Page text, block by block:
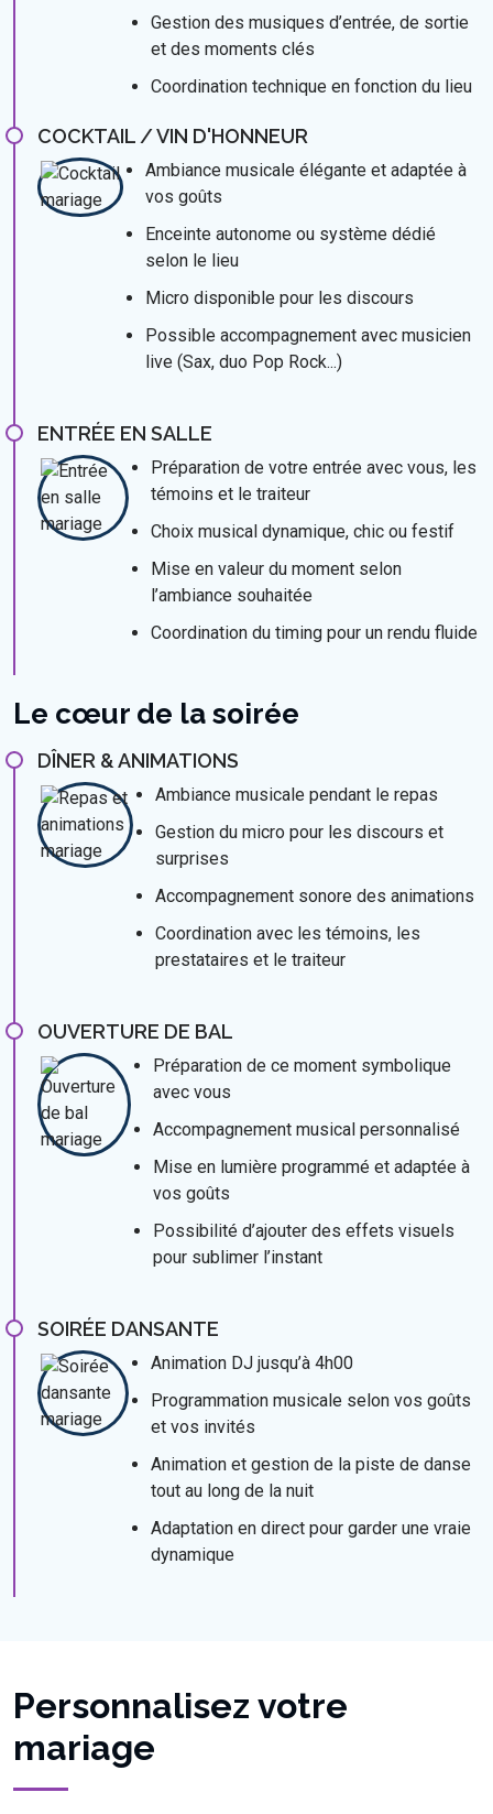
Gestion des musiques d’entrée, de sortie
et des moments clés
Coordination technique en fonction du lieu
COCKTAIL / VIN D'HONNEUR
Ambiance musicale élégante et adaptée à
vos goûts
Enceinte autonome ou système dédié
selon le lieu
Micro disponible pour les discours
Possible accompagnement avec musicien
live (Sax, duo Pop Rock...)
ENTRÉE EN SALLE
Préparation de votre entrée avec vous, les
témoins et le traiteur
Choix musical dynamique, chic ou festif
Mise en valeur du moment selon
l’ambiance souhaitée
Coordination du timing pour un rendu fluide
Le cœur de la soirée
DÎNER & ANIMATIONS
Ambiance musicale pendant le repas
Gestion du micro pour les discours et
surprises
Accompagnement sonore des animations
Coordination avec les témoins, les
prestataires et le traiteur
OUVERTURE DE BAL
Préparation de ce moment symbolique
avec vous
Accompagnement musical personnalisé
Mise en lumière programmé et adaptée à
vos goûts
Possibilité d’ajouter des effets visuels
pour sublimer l’instant
SOIRÉE DANSANTE
Animation DJ jusqu’à 4h00
Programmation musicale selon vos goûts
et vos invités
Animation et gestion de la piste de danse
tout au long de la nuit
Adaptation en direct pour garder une vraie
dynamique
Personnalisez votre
mariage